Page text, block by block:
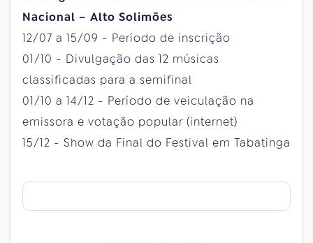
Nacional – Alto Solimões
12/07 a 15/09 - Período de inscrição
01/10 - Divulgação das 12 músicas
classificadas para a semifinal
01/10 a 14/12 - Período de veiculação na
emissora e votação popular (internet)
15/12 - Show da Final do Festival em Tabatinga